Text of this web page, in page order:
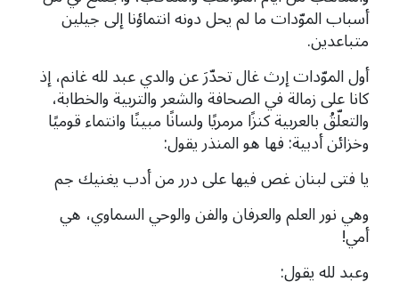
أسباب الموّدات ما لم يحل دونه انتماؤنا إلى جيلين
متباعدين.
أول الموّدات إرث غال تحدّرَ عن والدي عبد لله غانم، إذ
كانا على زمالة في الصحافة والشعر والتربية والخطابة،
والتعلّقُ بالعربية كنزًا مرمريًا ولسانًا مبينًا وانتماء قوميًا
وخزائن أدبية: فها هو المنذر يقول:
يا فتى لبنان غص فيها على درر من أدب يغنيك جم
وهي نور العلم والعرفان والفن والوحي السماوي، هي
أمي!
وعبد لله يقول: